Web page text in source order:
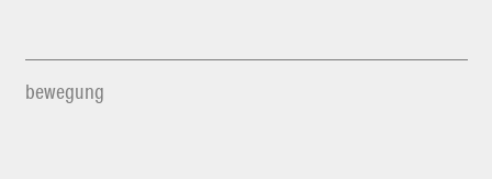
bewegung